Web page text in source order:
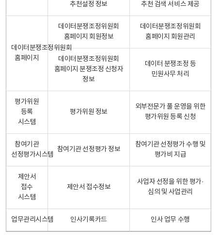
추천설정 정보 추천 검색 서비스 제공
데이터분쟁조정위원회
홈페이지
데이터분쟁조정위원회
홈페이지 회원정보
데이터분쟁조정위원회
홈페이지 회원관리
데이터분쟁조정위원회
홈페이지 분쟁조정 신청자
정보
데이터 분쟁조정 등
민원사무 처리
평가위원
등록
시스템
평가위원 정보
외부전문가 풀 운영을 위한
평가위원 등록 신청
참여기관
선정평가시스템
참여기관 선정평가 정보
참여기관 선정평가 수행 및
평가비 지급
제안서
접수
시스템
제안서 접수정보
사업자 선정을 위한 평가·
심의 및 사업관리
업무관리시스템 인사기록카드 인사 업무 수행